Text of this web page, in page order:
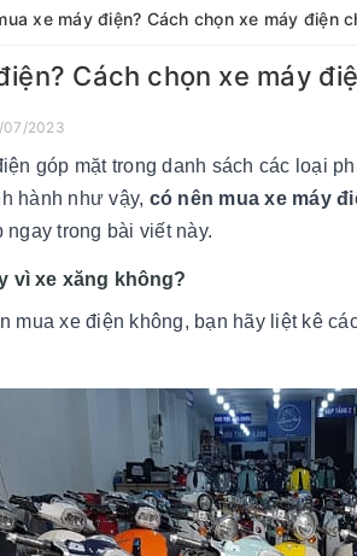
xe máy điện? Cách chọn xe máy điện
Cách chọn xe máy
07/2023
góp mặt trong danh sách các loại
hành như vậy, có nên mua xe máy
trong bài viết này.
vì xe xăng không?
mua xe điện không, bạn hãy liệt kê